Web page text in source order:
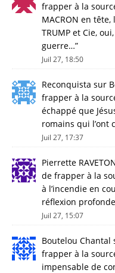
frapper à la
MACRON en tête,
TRUMP et Cie,
guerre…”
Juil 27, 18:50
Reconquista sur
frapper à la
échappé que
romains qui l’ont
Juil 27, 17:37
Pierrette
de frapper à la
à l’incendie en
réflexion
Juil 27, 15:07
Boutelou Chantal
frapper à la
impensable de